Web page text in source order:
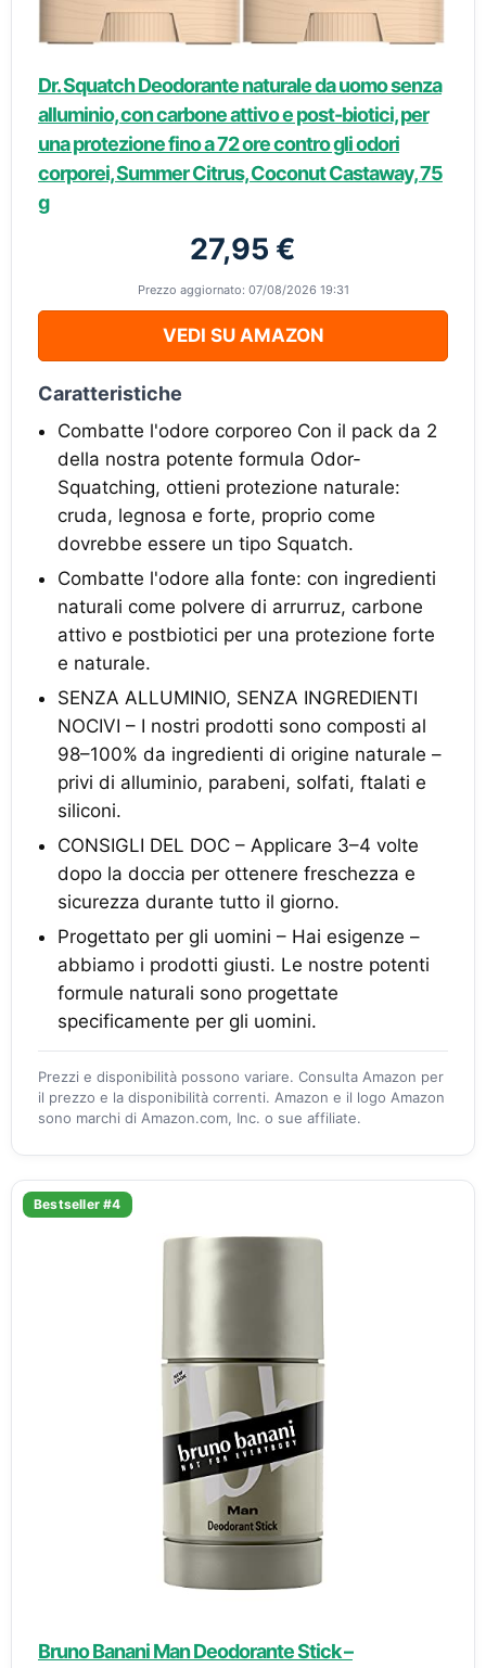
Dr. Squatch Deodorante naturale da uomo senza
alluminio, con carbone attivo e post-biotici, per
una protezione fino a 72 ore contro gli odori
corporei, Summer Citrus, Coconut Castaway, 75
g
27,95 €
Prezzo aggiornato: 07/08/2026 19:31
VEDI SU AMAZON
Caratteristiche
Combatte l'odore corporeo Con il pack da 2
della nostra potente formula Odor-
Squatching, ottieni protezione naturale:
cruda, legnosa e forte, proprio come
dovrebbe essere un tipo Squatch.
Combatte l'odore alla fonte: con ingredienti
naturali come polvere di arrurruz, carbone
attivo e postbiotici per una protezione forte
e naturale.
SENZA ALLUMINIO, SENZA INGREDIENTI
NOCIVI – I nostri prodotti sono composti al
98–100% da ingredienti di origine naturale –
privi di alluminio, parabeni, solfati, ftalati e
siliconi.
CONSIGLI DEL DOC – Applicare 3–4 volte
dopo la doccia per ottenere freschezza e
sicurezza durante tutto il giorno.
Progettato per gli uomini – Hai esigenze –
abbiamo i prodotti giusti. Le nostre potenti
formule naturali sono progettate
specificamente per gli uomini.
Prezzi e disponibilità possono variare. Consulta Amazon per
il prezzo e la disponibilità correnti. Amazon e il logo Amazon
sono marchi di Amazon.com, Inc. o sue affiliate.
Bestseller #4
Bruno Banani Man Deodorante Stick –